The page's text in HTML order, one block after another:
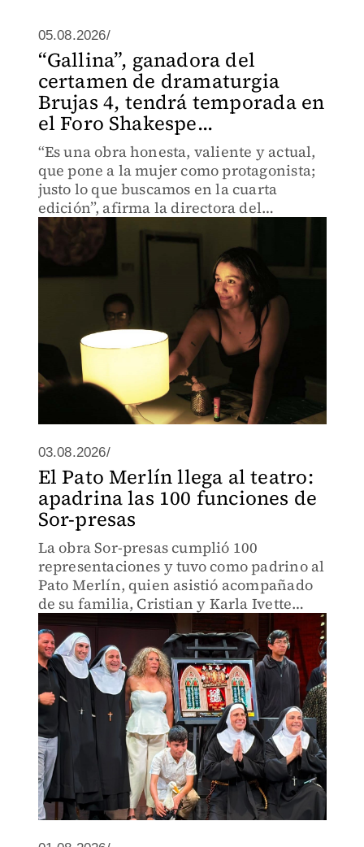
05.08.2026/
“Gallina”, ganadora del
certamen de dramaturgia
Brujas 4, tendrá temporada en
el Foro Shakespe...
“Es una obra honesta, valiente y actual,
que pone a la mujer como protagonista;
justo lo que buscamos en la cuarta
edición”, afirma la directora del
proyecto, Itari Marta
03.08.2026/
El Pato Merlín llega al teatro:
apadrina las 100 funciones de
Sor-presas
La obra Sor-presas cumplió 100
representaciones y tuvo como padrino al
Pato Merlín, quien asistió acompañado
de su familia, Cristian y Karla Ivette
Gómez, quienes fueron los invitados
especiales del productor y actor Juan
Torres.